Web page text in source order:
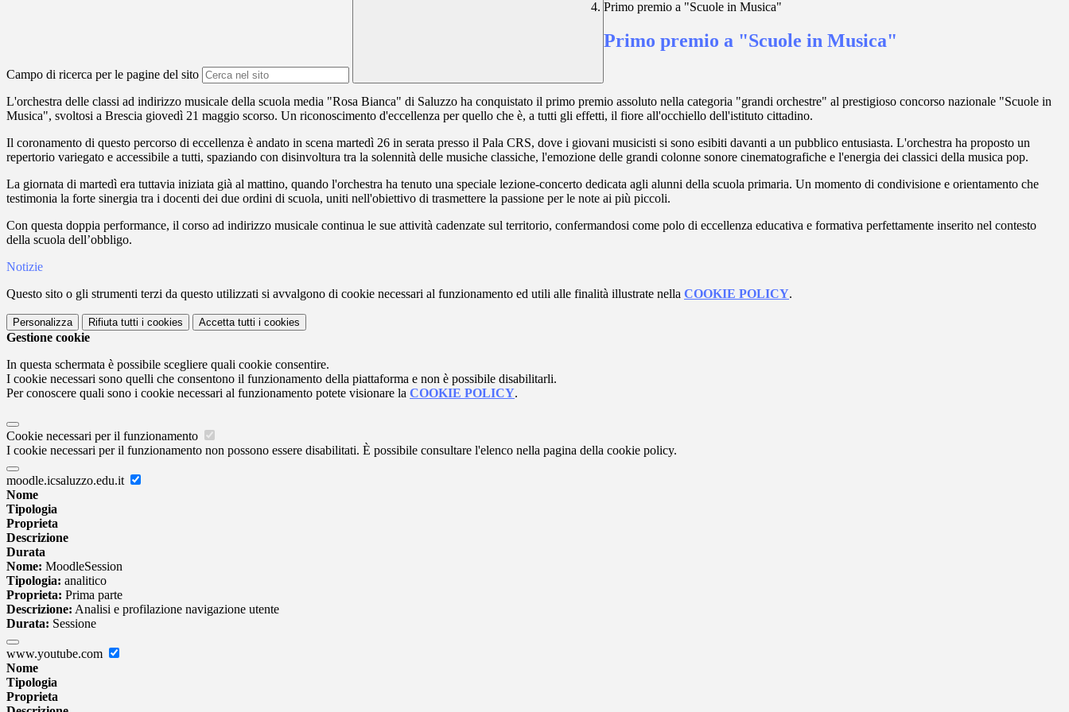
Campo di ricerca per le pagine del sito
Primo premio a "Scuole in Musica"
Primo premio a "Scuole in Musica"
L'orchestra delle classi ad indirizzo musicale della scuola media "Rosa Bianca" di Saluzzo ha conquistato il primo premio assoluto nella categoria "grandi orchestre" al prestigioso concorso nazionale "Scuole in
Musica", svoltosi a Brescia giovedì 21 maggio scorso. Un riconoscimento d'eccellenza per quello che è, a tutti gli effetti, il fiore all'occhiello dell'istituto cittadino.
Il coronamento di questo percorso di eccellenza è andato in scena martedì 26 in serata presso il Pala CRS, dove i giovani musicisti si sono esibiti davanti a un pubblico entusiasta. L'orchestra ha proposto un
repertorio variegato e accessibile a tutti, spaziando con disinvoltura tra la solennità delle musiche classiche, l'emozione delle grandi colonne sonore cinematografiche e l'energia dei classici della musica pop.
La giornata di martedì era tuttavia iniziata già al mattino, quando l'orchestra ha tenuto una speciale lezione-concerto dedicata agli alunni della scuola primaria. Un momento di condivisione e orientamento che
testimonia la forte sinergia tra i docenti dei due ordini di scuola, uniti nell'obiettivo di trasmettere la passione per le note ai più piccoli.
Con questa doppia performance, il corso ad indirizzo musicale continua le sue attività cadenzate sul territorio, confermandosi come polo di eccellenza educativa e formativa perfettamente inserito nel contesto
della scuola dell’obbligo.
Notizie
Questo sito o gli strumenti terzi da questo utilizzati si avvalgono di cookie necessari al funzionamento ed utili alle finalità illustrate nella COOKIE POLICY.
Personalizza Rifiuta tutti i cookies Accetta tutti i cookies
Gestione cookie
In questa schermata è possibile scegliere quali cookie consentire.
I cookie necessari sono quelli che consentono il funzionamento della piattaforma e non è possibile disabilitarli.
Per conoscere quali sono i cookie necessari al funzionamento potete visionare la COOKIE POLICY.
Cookie necessari per il funzionamento
I cookie necessari per il funzionamento non possono essere disabilitati. È possibile consultare l'elenco nella pagina della cookie policy.
moodle.icsaluzzo.edu.it
Nome
Tipologia
Proprieta
Descrizione
Durata
Nome: MoodleSession
Tipologia: analitico
Proprieta: Prima parte
Descrizione: Analisi e profilazione navigazione utente
Durata: Sessione
www.youtube.com
Nome
Tipologia
Proprieta